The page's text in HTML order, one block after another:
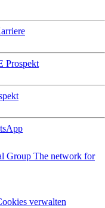
Prospekt
App
Group The network for
verwalten